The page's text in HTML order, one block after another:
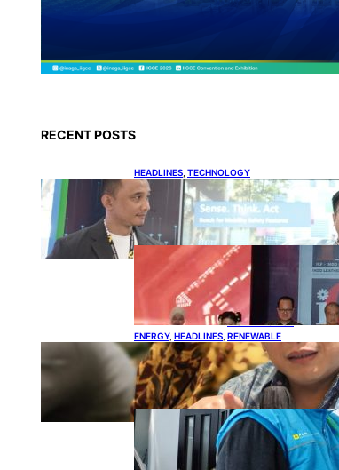
RECENT POSTS
HEADLINES TECHNOLOGY
Teknologi Keselamatan,
Penentu Baru Persaingan
Industri Otomotif
DOWNSTREAM
HEADLINES
Terbuka,
Peluang Usaha
bagi IKM Alas
Kaki Lokal
ENERGY, HEADLINES RENEWABLE
IESR: Kepemimpinan Terpadu
jadi Kunci Percepatan PLTS 100
GW
ENERGY , HEADLINES
,
POWER
Ada 21.865
Pelanggan Baru